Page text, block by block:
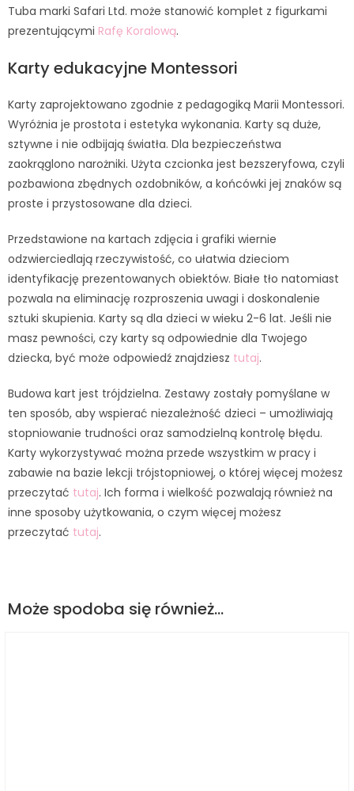
Tuba marki Safari Ltd. może stanowić komplet z figurkami
prezentującymi Rafę Koralową.
Karty edukacyjne Montessori
Karty zaprojektowano zgodnie z pedagogiką Marii Montessori.
Wyróżnia je prostota i estetyka wykonania. Karty są duże,
sztywne i nie odbijają światła. Dla bezpieczeństwa
zaokrąglono narożniki. Użyta czcionka jest bezszeryfowa, czyli
pozbawiona zbędnych ozdobników, a końcówki jej znaków są
proste i przystosowane dla dzieci.
Przedstawione na kartach zdjęcia i grafiki wiernie
odzwierciedlają rzeczywistość, co ułatwia dzieciom
identyfikację prezentowanych obiektów. Białe tło natomiast
pozwala na eliminację rozproszenia uwagi i doskonalenie
sztuki skupienia. Karty są dla dzieci w wieku 2-6 lat. Jeśli nie
masz pewności, czy karty są odpowiednie dla Twojego
dziecka, być może odpowiedź znajdziesz tutaj.
Budowa kart jest trójdzielna. Zestawy zostały pomyślane w
ten sposób, aby wspierać niezależność dzieci – umożliwiają
stopniowanie trudności oraz samodzielną kontrolę błędu.
Karty wykorzystywać można przede wszystkim w pracy i
zabawie na bazie lekcji trójstopniowej, o której więcej możesz
przeczytać tutaj. Ich forma i wielkość pozwalają również na
inne sposoby użytkowania, o czym więcej możesz
przeczytać tutaj.
Może spodoba się również…